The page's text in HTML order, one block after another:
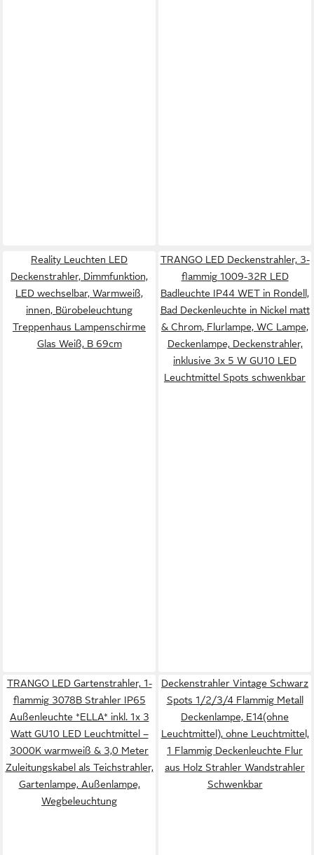
Reality Leuchten LED
Deckenstrahler, Dimmfunktion,
LED wechselbar, Warmweiß,
innen, Bürobeleuchtung
Treppenhaus Lampenschirme
Glas Weiß, B 69cm
TRANGO LED Deckenstrahler, 3-
flammig 1009-32R LED
Badleuchte IP44 WET in Rondell,
Bad Deckenleuchte in Nickel matt
& Chrom, Flurlampe, WC Lampe,
Deckenlampe, Deckenstrahler,
inklusive 3x 5 W GU10 LED
Leuchtmittel Spots schwenkbar
TRANGO LED Gartenstrahler, 1-
flammig 3078B Strahler IP65
Außenleuchte *ELLA* inkl. 1x 3
Watt GU10 LED Leuchtmittel –
3000K warmweiß & 3,0 Meter
Zuleitungskabel als Teichstrahler,
Gartenlampe, Außenlampe,
Wegbeleuchtung
Deckenstrahler Vintage Schwarz
Spots 1/2/3/4 Flammig Metall
Deckenlampe, E14(ohne
Leuchtmittel), ohne Leuchtmittel,
1 Flammig Deckenleuchte Flur
aus Holz Strahler Wandstrahler
Schwenkbar